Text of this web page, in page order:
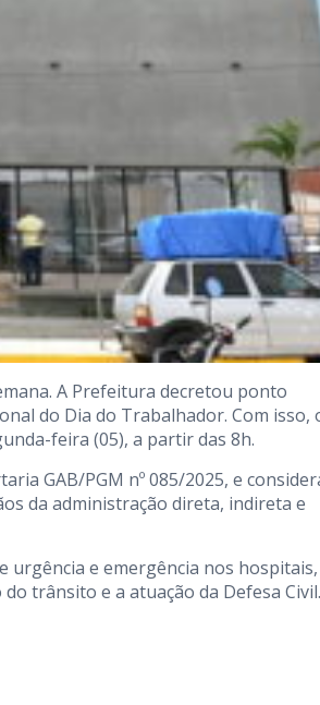
A Prefeitura decretou ponto
do Dia do Trabalhador. Com isso,
feira (05), a partir das 8h.
GAB/PGM nº 085/2025, e
da administração direta, indireta e
urgência e emergência nos
trânsito e a atuação da Defesa Civil.